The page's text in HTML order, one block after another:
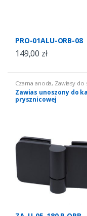
PRO-01ALU-ORB-08
149,00 zł
Czarna anoda, Zawiasy do
seria ZA-U - unoszone
Zawias unoszony do
prysznicowej